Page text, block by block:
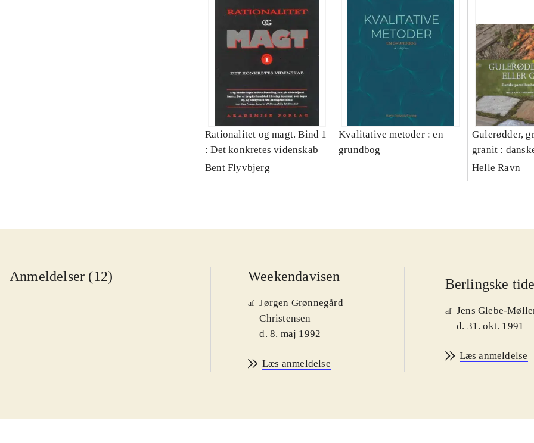
Rationalitet og magt. Bind 1
: Det konkretes videnskab
Bent Flyvbjerg
Kvalitative metoder : en
grundbog
Gulerødder,
granit :
Helle Ravn
Anmeldelser (12) Weekendavisen
af Jørgen Grønnegård
Christensen
d. 8. maj 1992
Læs anmeldelse
Berlingske
af Jens Glebe-
d. 31. okt. 1991
Læs anmeldelse